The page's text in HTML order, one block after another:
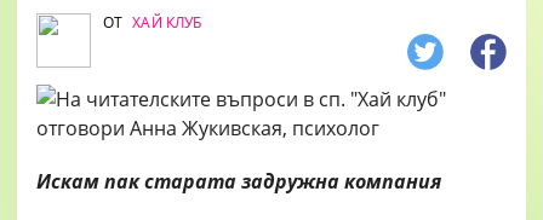
ОТ ХАЙ КЛУБ
Искам пак старата задружна компания